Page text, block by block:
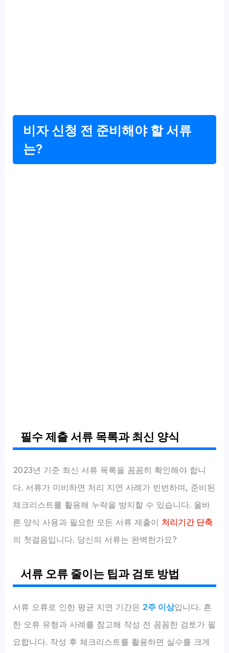
비자 신청 전 준비해야 할 서류
는?
필수 제출 서류 목록과 최신 양식
2023년 기준 최신 서류 목록을 꼼꼼히 확인해야 합니
다. 서류가 미비하면 처리 지연 사례가 빈번하며, 준비된
체크리스트를 활용해 누락을 방지할 수 있습니다. 올바
른 양식 사용과 필요한 모든 서류 제출이 처리기간 단축
의 첫걸음입니다. 당신의 서류는 완벽한가요?
서류 오류 줄이는 팁과 검토 방법
서류 오류로 인한 평균 지연 기간은 2주 이상입니다. 흔
한 오류 유형과 사례를 참고해 작성 전 꼼꼼한 검토가 필
요합니다. 작성 후 체크리스트를 활용하면 실수를 크게